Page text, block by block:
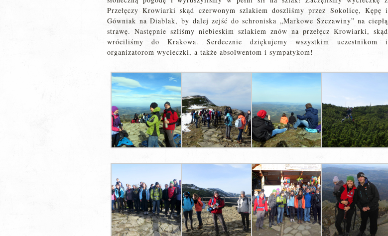
Przełęczy Krowiarki skąd czerwonym szlakiem doszliśmy przez Sokolicę, Kępę i
Gówniak na Diablak, by dalej zejść do schroniska „Markowe Szczawiny” na ciepłą
strawę. Następnie szliśmy niebieskim szlakiem znów na przełęcz Krowiarki, skąd
wróciliśmy do Krakowa. Serdecznie dziękujemy wszystkim uczestnikom i
organizatorom wycieczki, a także absolwentom i sympatykom!